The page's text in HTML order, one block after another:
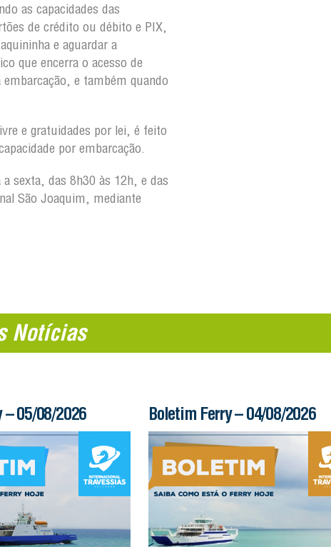
as capacidades das
de crédito ou débito e PIX,
e aguardar a
que encerra o acesso de
embarcação, e também quando
e gratuidades por lei, é feito
por embarcação.
sexta, das 8h30 às 12h, e das
São Joaquim, mediante
Notícias
– 05/08/2026 Boletim Ferry – 04/08/2026